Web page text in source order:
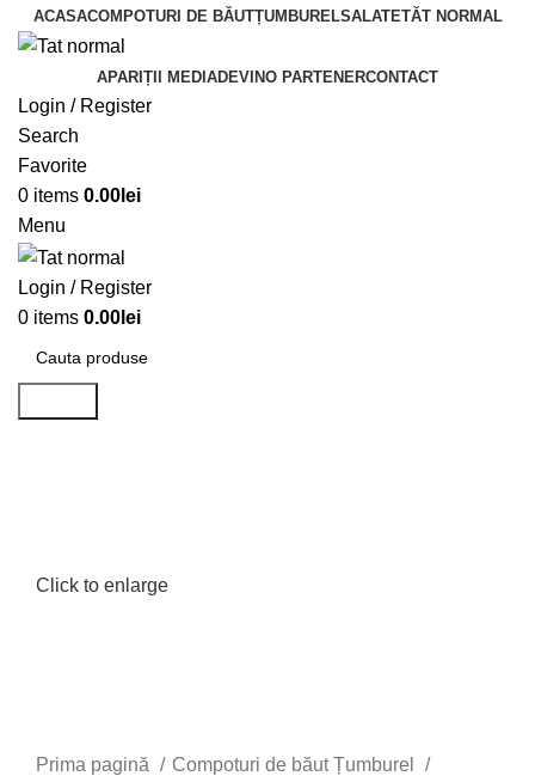
ACASACOMPOTURI DE BĂUTȚUMBURELSALATETĂT NORMAL
APARIȚII MEDIADEVINO PARTENERCONTACT
Login / Register
Search
Favorite
0 items 0.00 lei
Menu
Login / Register
0 items 0.00 lei
Click to enlarge
Prima pagină
Compoturi de băut Țumburel